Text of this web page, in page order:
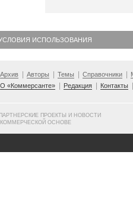
ИСПОЛЬЗОВАНИЯ
Архив Авторы Темы Справочники
О «Коммерсанте»
Редакция Контакты
ПРОЕКТЫ И НОВОСТИ
ОСНОВЕ